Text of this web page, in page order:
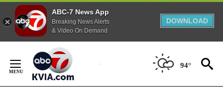
ABC-7 News App
Breaking News Alerts
& Video On Demand
DOWNLOAD
Content
94°